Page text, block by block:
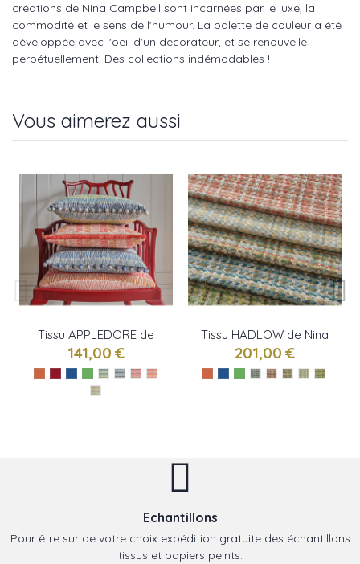
créations de Nina Campbell sont incarnées par le luxe, la
commodité et le sens de l'humour. La palette de couleur a été
développée avec l'oeil d'un décorateur, et se renouvelle
perpétuellement. Des collections indémodables !
Vous aimerez aussi
Tissu APPLEDORE de
Nina Campbell
141,00 €
Tissu HADLOW de Nina
Campbell
201,00 €
Echantillons
Pour être sur de votre choix expédition gratuite des échantillons
tissus et papiers peints.